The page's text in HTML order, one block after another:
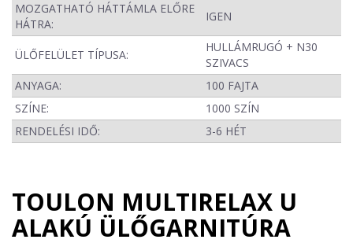
MOZGATHATÓ HÁTTÁMLA ELŐRE
HÁTRA:
IGEN
ÜLŐFELÜLET TÍPUSA:
HULLÁMRUGÓ + N30
SZIVACS
ANYAGA:
100 FAJTA
SZÍNE:
1000 SZÍN
RENDELÉSI IDŐ:
3-6 HÉT
TOULON MULTIRELAX U
ALAKÚ ÜLŐGARNITÚRA